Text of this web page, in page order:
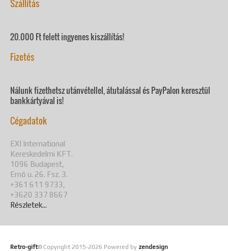
Szállítás
20.000 Ft felett ingyenes kiszállítás!
Fizetés
Nálunk fizethetsz utánvétellel, átutalással és PayPalon keresztül
bankkártyával is!
Cégadatok
EXI International
Kereskedelmi KFT.
1096 Budapest,
Ernő u. 26. Fsz. 3.
+361 611 9733,
+3620 337 8667
Részletek...
Retro-gift© Copyright 2015-2026 Powered by zendesign